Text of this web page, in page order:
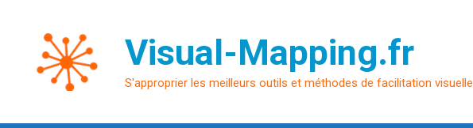
contenu
Visual-Mapping.fr
S'approprier les meilleurs outils et méthodes de facilitation visuelle